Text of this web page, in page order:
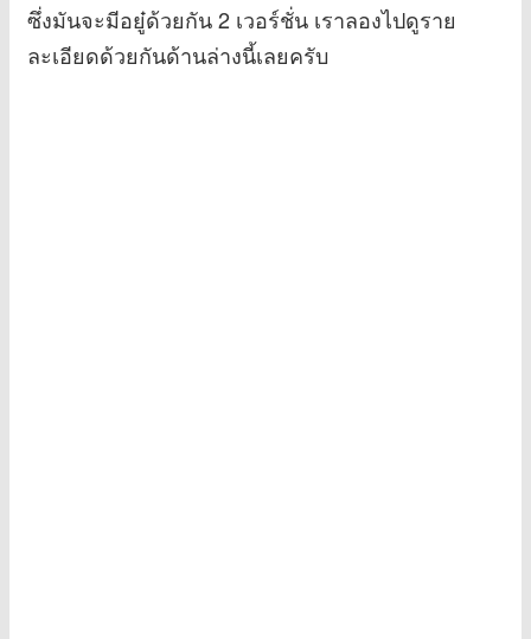
ซึ่งมันจะมีอยู๋ด้วยกัน 2 เวอร์ชั่น เราลองไปดูราย
ละเอียดด้วยกันด้านล่างนี้เลยครับ